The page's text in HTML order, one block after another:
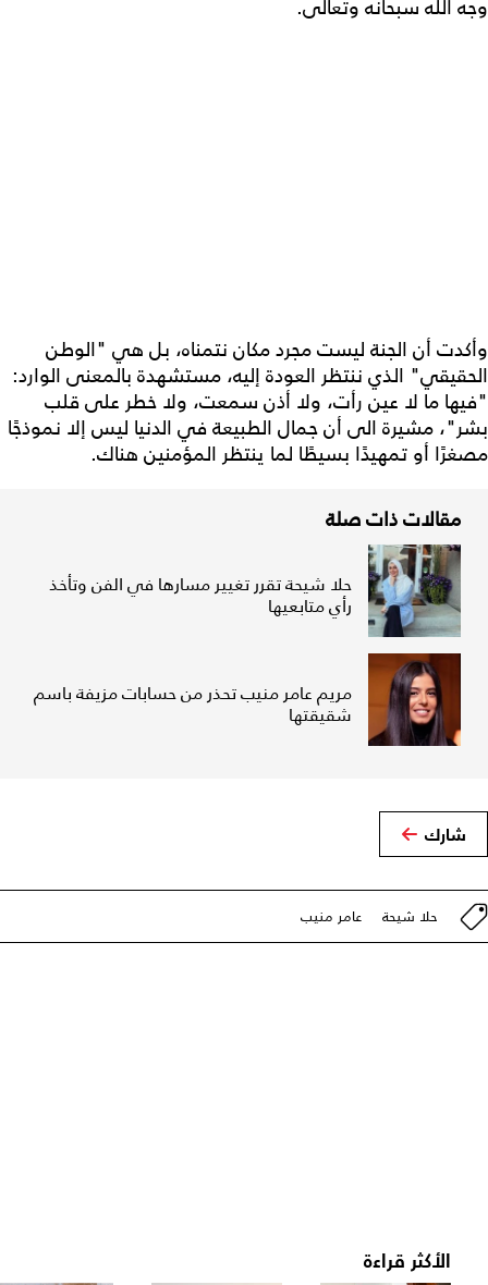
وجه الله سبحانه وتعالى.
وأكدت أن الجنة ليست مجرد مكان نتمناه، بل هي "الوطن
الحقيقي" الذي ننتظر العودة إليه، مستشهدة بالمعنى الوارد:
"فيها ما لا عين رأت، ولا أذن سمعت، ولا خطر على قلب
بشر"، مشيرة الى أن جمال الطبيعة في الدنيا ليس إلا نموذجًا
مصغرًا أو تمهيدًا بسيطًا لما ينتظر المؤمنين هناك.
مقالات ذات صلة
حلا شيحة تقرر تغيير مسارها في الفن وتأخذ
رأي متابعيها
مريم عامر منيب تحذر من حسابات مزيفة باسم
شقيقتها
شارك
حلا شيحة عامر منيب
الأكثر قراءة